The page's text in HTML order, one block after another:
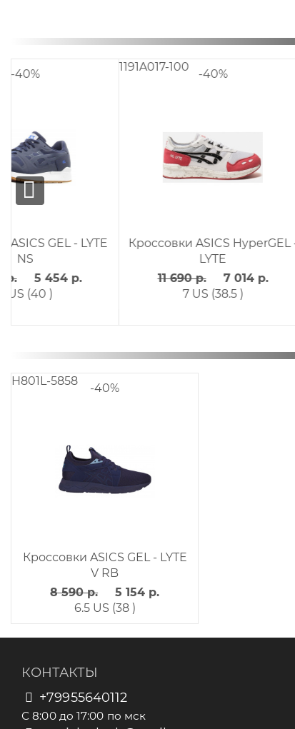
103
Кроссовки ASICS GEL -
VICKKA TRS (U)
11 690 р.
6 US (37.5 )
1191A106-101
Кроссовки
11 690 р.
7 US (38.5 )
H801L-5858
-40%
Кроссовки ASICS GEL - LYTE
V RB
8 590 р.
5 154 р.
6.5 US (38 )
КОНТАКТЫ
+79955640112
С 8:00 до 17:00 по мск